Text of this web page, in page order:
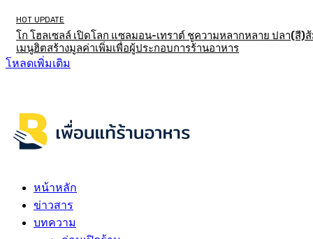
HOT UPDATE
โก โฮลเซลล์ เปิดโลก แซลมอน-เทราต์ ชูความหลากหลาย ปลา(สี)
เมนูฮิตสร้างมูลค่าเพิ่มเพื่อผู้ประกอบการร้านอาหาร
โหลดเพิ่มเติม
หน้าหลัก
ข่าวสาร
บทความ